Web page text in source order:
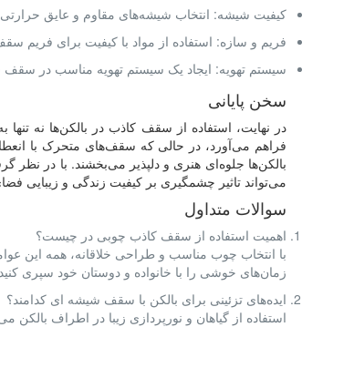
کیفیت شیشه: انتخاب شیشه‌های مقاوم و عایق
فریم و سازه: استفاده از مواد با کیفیت برای فریم
سیستم تهویه: ایجاد یک سیستم تهویه مناسب در
سخن پایانی
در نهایت، استفاده از سقف کاذب در بالکن‌ها نه
فراهم می‌آورد، در حالی که سقف‌های متحرک با
بالکن‌ها جلوه‌ای هنری و دلپذیر می‌بخشند. با در نظر
می‌تواند تاثیر چشمگیری بر کیفیت زندگی و زیبایی
سوالات متداول
اهمیت استفاده از سقف کاذب چوبی در چیست؟
با انتخاب چوب مناسب و طراحی خلاقانه، همه این
زمان‌های خوشی را با خانواده و دوستان خود سپری
ایده‌های تزئینی برای بالکن با سقف شیشه ای کدامند؟
استفاده از گیاهان و نورپردازی زیبا در اطراف